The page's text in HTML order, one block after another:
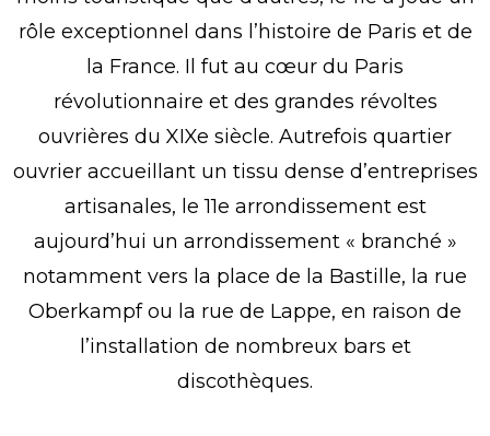
rôle exceptionnel dans l’histoire de Paris et de
la France. Il fut au cœur du Paris
révolutionnaire et des grandes révoltes
ouvrières du XIXe siècle. Autrefois quartier
ouvrier accueillant un tissu dense d’entreprises
artisanales, le 11e arrondissement est
aujourd’hui un arrondissement « branché »
notamment vers la place de la Bastille, la rue
Oberkampf ou la rue de Lappe, en raison de
l’installation de nombreux bars et
discothèques.